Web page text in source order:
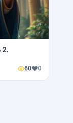
2.
60 0